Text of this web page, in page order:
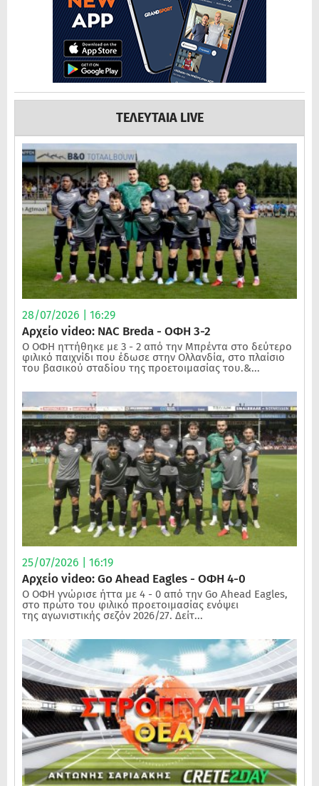
ΤΕΛΕΥΤΑΙΑ LIVE
28/07/2026 | 16:29
Αρχείο video: NAC Breda - ΟΦΗ 3-2
Ο ΟΦΗ ηττήθηκε με 3 - 2 από την Μπρέντα στο δεύτερο
φιλικό παιχνίδι που έδωσε στην Ολλανδία, στο πλαίσιο
του βασικού σταδίου της προετοιμασίας του.&...
25/07/2026 | 16:19
Αρχείο video: Go Ahead Eagles - ΟΦΗ 4-0
Ο ΟΦΗ γνώρισε ήττα με 4 - 0 από την Go Ahead Eagles,
στο πρώτο του φιλικό προετοιμασίας ενόψει
της αγωνιστικής σεζόν 2026/27. Δείτ...